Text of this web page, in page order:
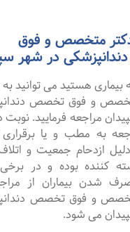
متخصص و فوق
در شهر
بیماری هستید می توانید
و فوق تخصص
مراجعه فرمایید. نوبت
به مطب و یا
ازدحام جمعیت و
کننده بوده و در برخی
شدن بیماران از
و فوق تخصص
می شود.